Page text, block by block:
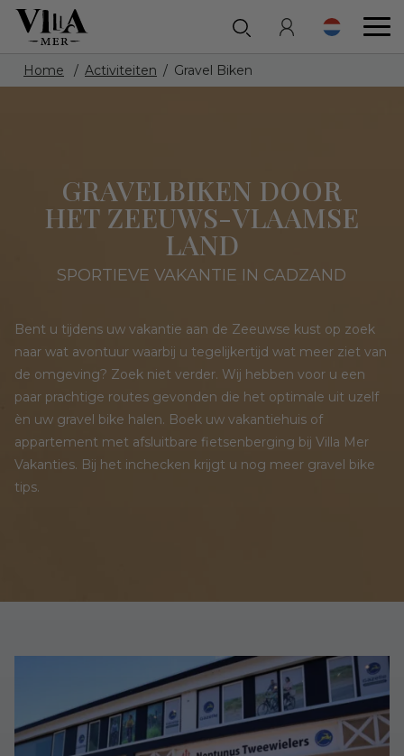
Home Activiteiten Gravel Biken
GRAVELBIKEN DOOR
HET ZEEUWS-VLAAMSE
LAND
SPORTIEVE VAKANTIE IN CADZAND
Bent u tijdens uw vakantie aan de Zeeuwse kust op zoek
naar wat avontuur waarbij u tegelijkertijd wat meer ziet van
de omgeving? Zoek niet verder. Wij hebben voor u een
paar prachtige routes gevonden die het optimale uit uzelf
èn uw gravel bike halen. Boek uw vakantiehuis of
appartement met afsluitbare fietsenberging bij Villa Mer
Vakanties. Bij het inchecken krijgt u nog meer gravel bike
tips.